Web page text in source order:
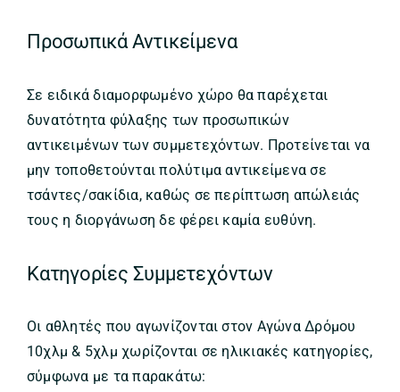
Προσωπικά Αντικείμενα
Σε ειδικά διαμορφωμένο χώρο θα παρέχεται
δυνατότητα φύλαξης των προσωπικών
αντικειμένων των συμμετεχόντων. Προτείνεται να
μην τοποθετούνται πολύτιμα αντικείμενα σε
τσάντες/σακίδια, καθώς σε περίπτωση απώλειάς
τους η διοργάνωση δε φέρει καμία ευθύνη.
Κατηγορίες Συμμετεχόντων
Οι αθλητές που αγωνίζονται στον Αγώνα Δρόμου
10χλμ & 5χλμ χωρίζονται σε ηλικιακές κατηγορίες,
σύμφωνα με τα παρακάτω: